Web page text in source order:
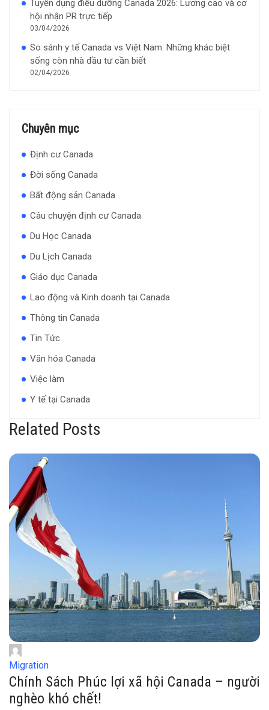
Tuyển dụng điều dưỡng Canada 2026: Lương cao và cơ
hội nhận PR trực tiếp
03/04/2026
So sánh y tế Canada vs Việt Nam: Những khác biệt
sống còn nhà đầu tư cần biết
02/04/2026
Chuyên mục
Định cư Canada
Đời sống Canada
Bất động sản Canada
Câu chuyện định cư Canada
Du Học Canada
Du Lịch Canada
Giáo dục Canada
Lao động và Kinh doanh tại Canada
Thông tin Canada
Tin Tức
Văn hóa Canada
Việc làm
Y tế tại Canada
Related Posts
Migration
Chính Sách Phúc lợi xã hội Canada – người
nghèo khó chết!